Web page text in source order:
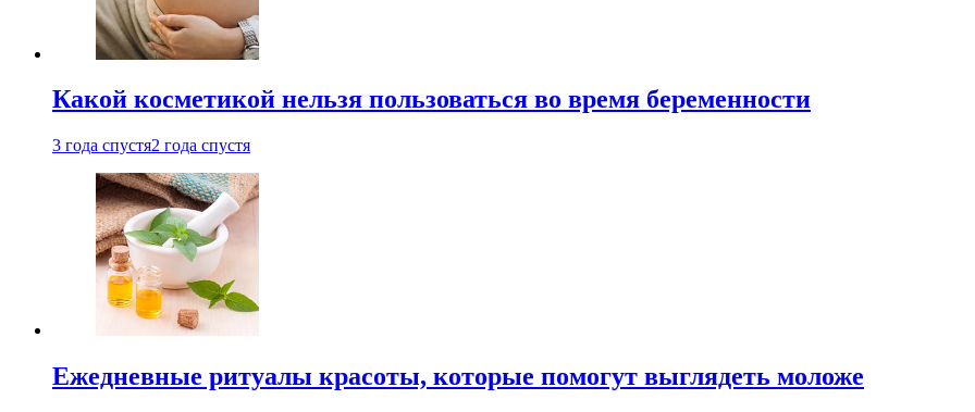
Какой косметикой нельзя пользоваться во время беременности
3 года спустя2 года спустя
Ежедневные ритуалы красоты, которые помогут выглядеть моложе